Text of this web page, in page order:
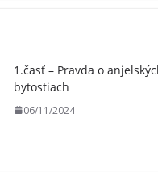
1.časť – Pravda o
bytostiach
06/11/2024